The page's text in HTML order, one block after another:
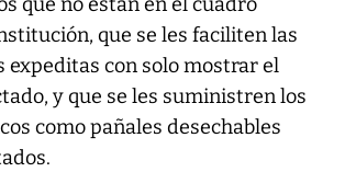
que no están en el cuadro
que se les faciliten las
expeditas con solo mostrar el
y que se les suministren los
como pañales desechables